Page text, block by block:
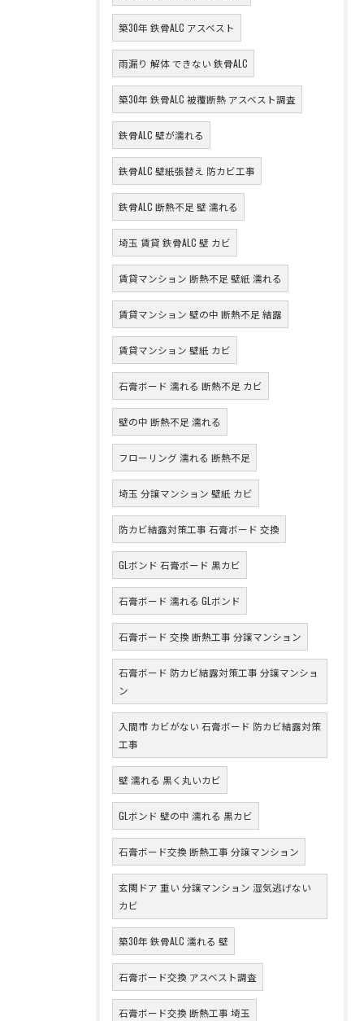
築30年 鉄骨ALC アスベスト
雨漏り 解体 できない 鉄骨ALC
築30年 鉄骨ALC 被覆断熱 アスベスト調査
鉄骨ALC 壁が濡れる
鉄骨ALC 壁紙張替え 防カビ工事
鉄骨ALC 断熱不足 壁 濡れる
埼玉 賃貸 鉄骨ALC 壁 カビ
賃貸マンション 断熱不足 壁紙 濡れる
賃貸マンション 壁の中 断熱不足 結露
賃貸マンション 壁紙 カビ
石膏ボード 濡れる 断熱不足 カビ
壁の中 断熱不足 濡れる
フローリング 濡れる 断熱不足
埼玉 分譲マンション 壁紙 カビ
防カビ結露対策工事 石膏ボード 交換
GLボンド 石膏ボード 黒カビ
石膏ボード 濡れる GLボンド
石膏ボード 交換 断熱工事 分譲マンション
石膏ボード 防カビ結露対策工事 分譲マンショ
ン
入間市 カビがない 石膏ボード 防カビ結露対策
工事
壁 濡れる 黒く丸いカビ
GLボンド 壁の中 濡れる 黒カビ
石膏ボード交換 断熱工事 分譲マンション
玄関ドア 重い 分譲マンション 湿気逃げない
カビ
築30年 鉄骨ALC 濡れる 壁
石膏ボード交換 アスベスト調査
石膏ボード交換 断熱工事 埼玉